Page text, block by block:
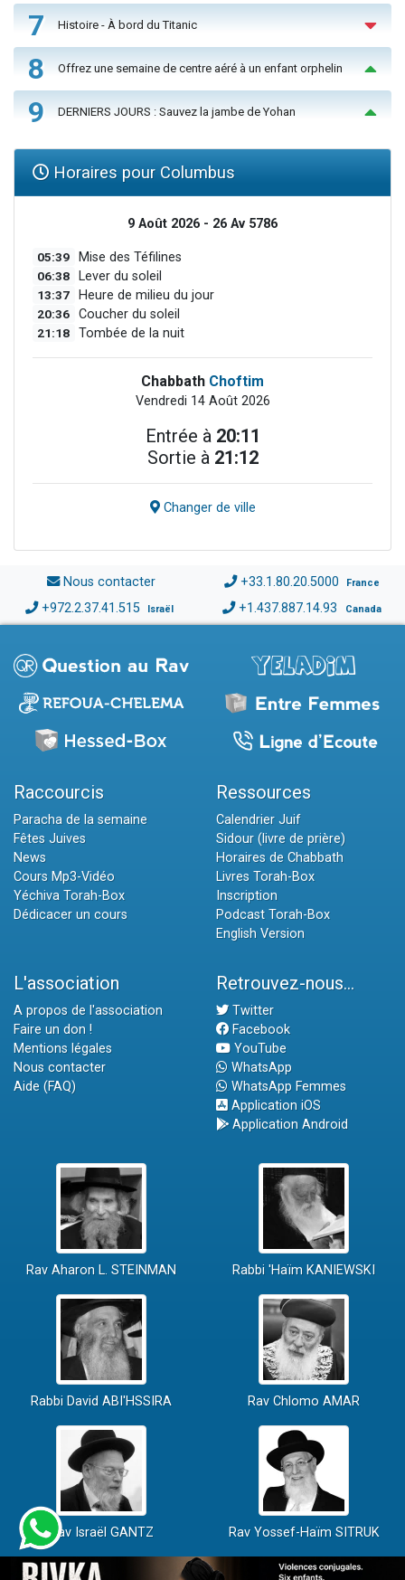
7 Histoire - À bord du Titanic
8 Offrez une semaine de centre aéré à un enfant orphelin
9 DERNIERS JOURS : Sauvez la jambe de Yohan
Horaires pour Columbus
9 Août 2026 - 26 Av 5786
05:39 Mise des Téfilines
06:38 Lever du soleil
13:37 Heure de milieu du jour
20:36 Coucher du soleil
21:18 Tombée de la nuit
Chabbath Choftim
Vendredi 14 Août 2026
Entrée à 20:11
Sortie à 21:12
Changer de ville
Nous contacter +33.1.80.20.5000 France
+972.2.37.41.515 Israël +1.437.887.14.93 Canada
Raccourcis
Paracha de la semaine
Fêtes Juives
News
Cours Mp3-Vidéo
Yéchiva Torah-Box
Dédicacer un cours
Ressources
Calendrier Juif
Sidour (livre de prière)
Horaires de Chabbath
Livres Torah-Box
Inscription
Podcast Torah-Box
English Version
L'association
A propos de l'association
Faire un don !
Mentions légales
Nous contacter
Aide (FAQ)
Retrouvez-nous...
Twitter
Facebook
YouTube
WhatsApp
WhatsApp Femmes
Application iOS
Application Android
Rav Aharon L. STEINMAN Rabbi 'Haïm KANIEWSKI
Rabbi David ABI'HSSIRA Rav Chlomo AMAR
Rav Israël GANTZ Rav Yossef-Haïm SITRUK